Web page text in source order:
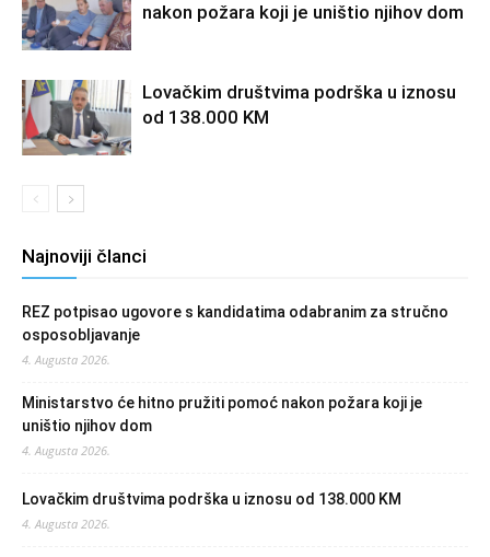
nakon požara koji je uništio njihov dom
Lovačkim društvima podrška u iznosu
od 138.000 KM
Najnoviji članci
REZ potpisao ugovore s kandidatima odabranim za stručno
osposobljavanje
4. Augusta 2026.
Ministarstvo će hitno pružiti pomoć nakon požara koji je
uništio njihov dom
4. Augusta 2026.
Lovačkim društvima podrška u iznosu od 138.000 KM
4. Augusta 2026.